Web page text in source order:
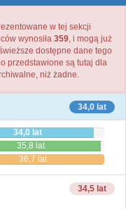
w tej sekcji
wynosiła 359, i mogą już
dostępne dane tego
przedstawione są tutaj dla
niż żadne.
34,0 lat
34,0 lat
35,8 lat
36,7 lat
34,5 lat